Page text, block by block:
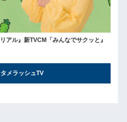
アル』新TVCM「みんなでサクッと』
メラッシュTV